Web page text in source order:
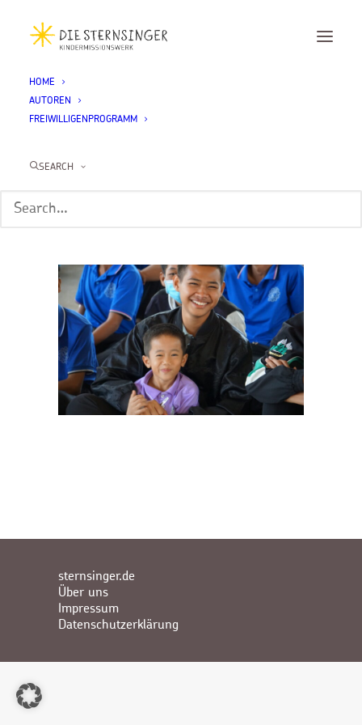
HOME
AUTOREN
FREIWILLIGENPROGRAMM
SEARCH
DSC08847
sternsinger.de
Über uns
Impressum
Datenschutzerklärung